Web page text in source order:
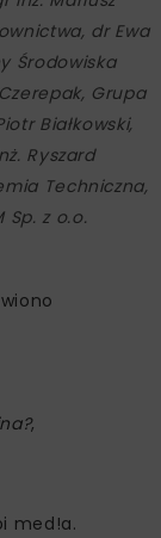
dr Ewa
Środowiska
Grupa
Białkowski,
Ryszard
Techniczna,
Sp. z o.o.
,
med!a.